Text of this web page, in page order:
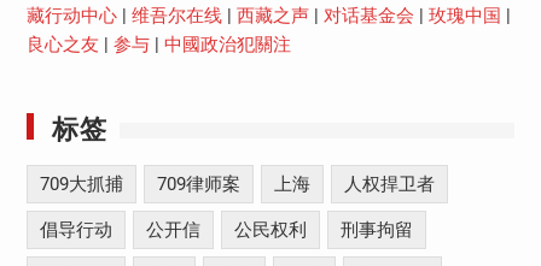
藏行动中心| 维吾尔在线| 西藏之声| 对话基金会 玫瑰中国
良心之友
参与| 中國政治犯關注
标签
709大抓捕 709律师案 上海 人权捍卫者
倡导行动 公开信 公民权利 刑事拘留